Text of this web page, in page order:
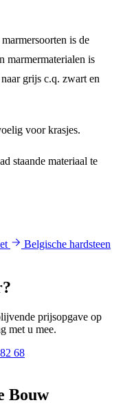
is de
marmermaterialen is
grijs c.q. zwart en
voor krasjes.
staande materiaal te
Belgische hardsteen
prijsopgave op
met u mee.
68
Bouw